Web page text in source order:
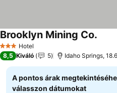
3 Kategória
Hotel
Brooklyn Mining Co.
8,5 Kiváló 5 Idaho Springs,
A pontos árak
válasszon dátumokat